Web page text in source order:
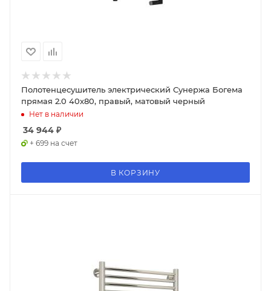
Полотенцесушитель электрический Сунержа Богема
прямая 2.0 40х80, правый, матовый черный
Нет в наличии
34 944 ₽
+ 699 на счет
В КОРЗИНУ